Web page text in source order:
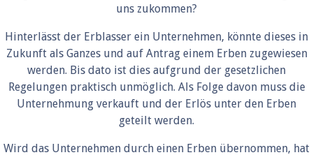
uns zukommen?
Hinterlässt der Erblasser ein Unternehmen, könnte dieses in
Zukunft als Ganzes und auf Antrag einem Erben zugewiesen
werden. Bis dato ist dies aufgrund der gesetzlichen
Regelungen praktisch unmöglich. Als Folge davon muss die
Unternehmung verkauft und der Erlös unter den Erben
geteilt werden.
Wird das Unternehmen durch einen Erben übernommen, hat